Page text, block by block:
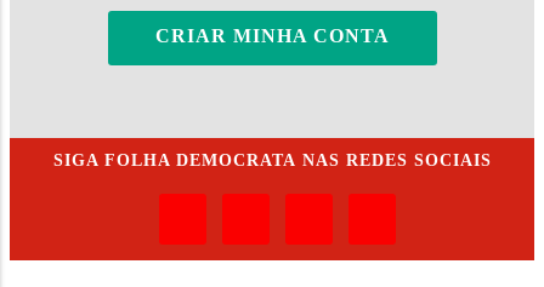
CRIAR MINHA CONTA
SIGA FOLHA DEMOCRATA NAS REDES SOCIAIS